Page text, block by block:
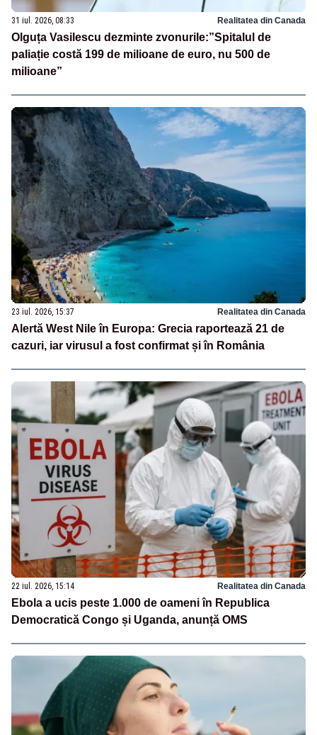
31 iul. 2026, 08:33 Realitatea din Canada
Olguța Vasilescu dezminte zvonurile:”Spitalul de
paliație costă 199 de milioane de euro, nu 500 de
milioane”
23 iul. 2026, 15:37 Realitatea din Canada
Alertă West Nile în Europa: Grecia raportează 21 de
cazuri, iar virusul a fost confirmat și în România
22 iul. 2026, 15:14 Realitatea din Canada
Ebola a ucis peste 1.000 de oameni în Republica
Democratică Congo și Uganda, anunță OMS